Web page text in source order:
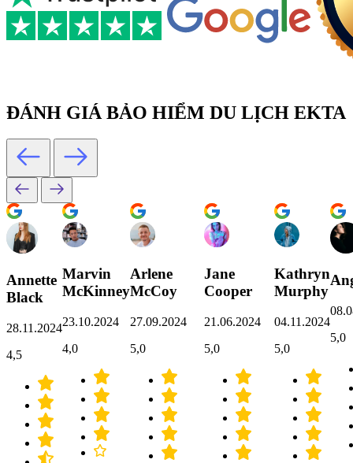
ĐÁNH GIÁ BẢO HIỂM DU LỊCH EKTA
Annette
Black
28.11.2024
4,5
Marvin
McKinney
23.10.2024
4,0
Arlene
McCoy
27.09.2024
5,0
Jane
Cooper
21.06.2024
5,0
Kathryn
Murphy
04.11.2024
5,0
5,0